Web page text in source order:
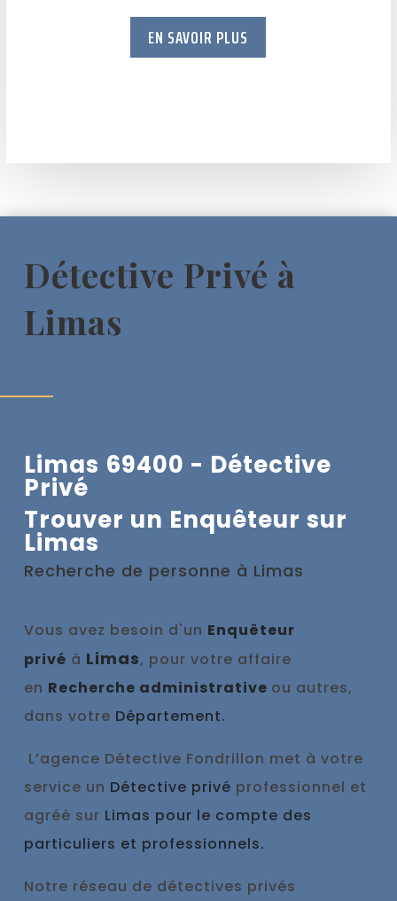
EN SAVOIR PLUS
Détective Privé à
Limas
Limas 69400 - Détective
Privé
Trouver un Enquêteur sur
Limas
Recherche de personne à Limas
Vous avez besoin d'un Enquêteur
privé à Limas, pour votre affaire
en Recherche administrative ou autres,
dans votre Département.
L’agence Détective Fondrillon met à votre
service un Détective privé professionnel et
agréé sur Limas pour le compte des
particuliers et professionnels.
Notre réseau de détectives privés